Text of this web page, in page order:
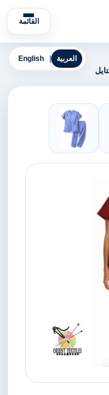
القائمة
English العربية